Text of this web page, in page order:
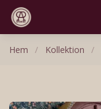
Hem / Kollektion /